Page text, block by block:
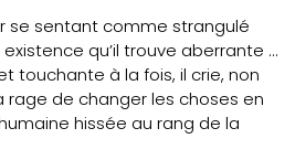
se sentant comme strangulé
qu’il trouve aberrante …
touchante à la fois, il crie, non
rage de changer les choses en
hissée au rang de la